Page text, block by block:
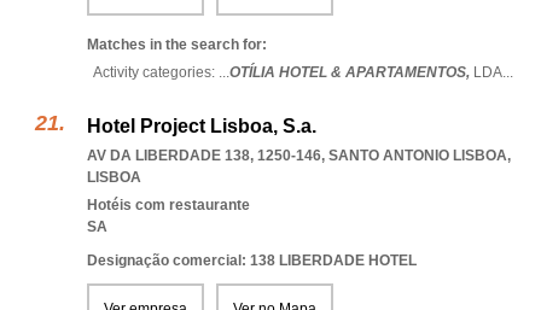
Matches in the search for:
Activity categories: ...OTÍLIA HOTEL & APARTAMENTOS, LDA...
Hotel Project Lisboa, S.a.
AV DA LIBERDADE 138, 1250-146, SANTO ANTONIO LISBOA,
LISBOA
Hotéis com restaurante
SA
Designação comercial: 138 LIBERDADE HOTEL